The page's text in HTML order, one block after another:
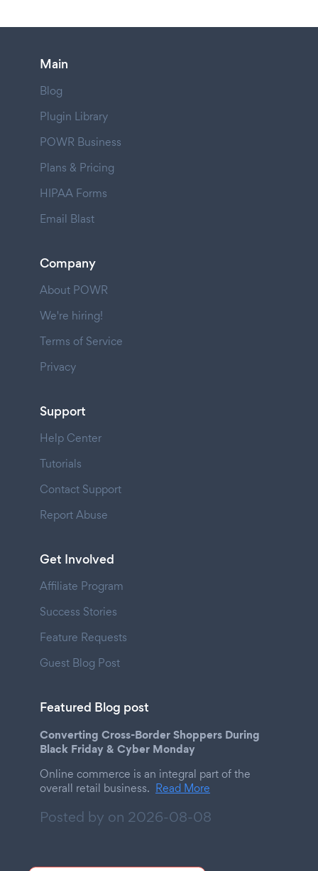
Main
Blog
Plugin Library
POWR Business
Plans & Pricing
HIPAA Forms
Email Blast
Company
About POWR
We're hiring!
Terms of Service
Privacy
Support
Help Center
Tutorials
Contact Support
Report Abuse
Get Involved
Affiliate Program
Success Stories
Feature Requests
Guest Blog Post
Featured Blog post
Converting Cross-Border Shoppers During
Black Friday & Cyber Monday
Online commerce is an integral part of the
overall retail business. Read More
Posted by on 2026-08-08